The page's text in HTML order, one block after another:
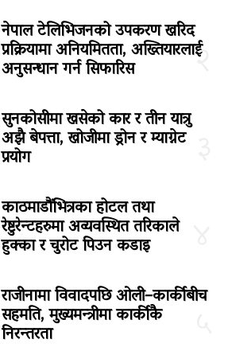
२
नेपाल टेलिभिजनको उपकरण खरिद
प्रक्रियामा अनियमितता, अख्तियारलाई
अनुसन्धान गर्न सिफारिस
सुनकोसीमा खसेको कार र तीन यात्रु
अझै बेपत्ता, खोजीमा ड्रोन र म्याग्नेट
प्रयोग
काठमाडौंभित्रका होटल तथा
रेष्टुरेन्टहरुमा अव्यवस्थित तरिकाले
हुक्का र चुरोट पिउन कडाइ
राजीनामा विवादपछि ओली–कार्कीबीच
सहमति, मुख्यमन्त्रीमा कार्कीकै
निरन्तरता